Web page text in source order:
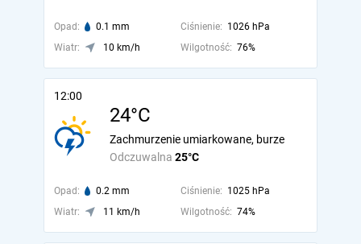
Opad: 0.1 mm Ciśnienie: 1026 hPa
Wiatr:
10 km/h Wilgotność: 76%
12:00
24°C
Odczuwalna 25°C
Zachmurzenie umiarkowane, burze
Opad: 0.2 mm Ciśnienie: 1025 hPa
Wiatr:
11 km/h Wilgotność: 74%